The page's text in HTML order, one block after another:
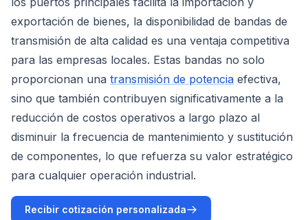
exportación de bienes, la disponibilidad de bandas de
transmisión de alta calidad es una ventaja competitiva
para las empresas locales. Estas bandas no solo
proporcionan una transmisión de potencia efectiva,
sino que también contribuyen significativamente a la
reducción de costos operativos a largo plazo al
disminuir la frecuencia de mantenimiento y sustitución
de componentes, lo que refuerza su valor estratégico
para cualquier operación industrial.
Recibir cotización personalizada